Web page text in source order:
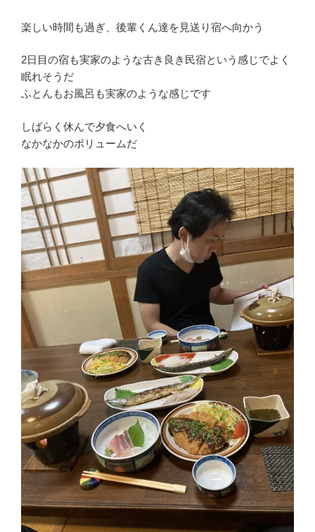
楽しい時間も過ぎ、後輩くん達を見送り宿へ向かう
2日目の宿も実家のような古き良き民宿という感じでよく
眠れそうだ
ふとんもお風呂も実家のような感じです
しばらく休んで夕食へいく
なかなかのボリュームだ